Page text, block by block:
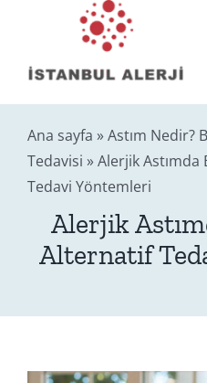
content
Sağlık
Ana sayfa »Astım Nedir?
Tedavisi »Alerjik
Tedavi Yöntemleri
Alerjik
Alternatif